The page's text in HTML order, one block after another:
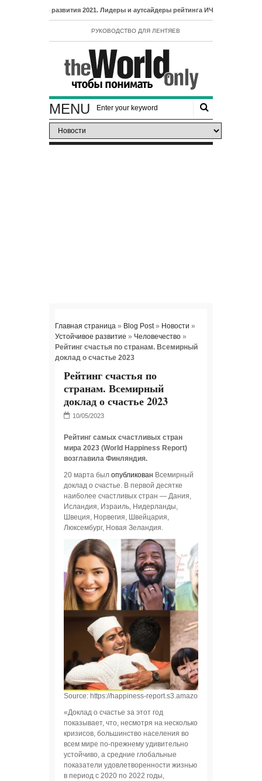
развития 2021. Лидеры и аутсайдеры рейтинга ИЧР
РУКОВОДСТВО ДЛЯ ЛЕНТЯЕВ
MENU
Главная страница » Blog Post» Новости »
Устойчивое развитие » Человечество »
Рейтинг счастья по странам. Всемирный
доклад о счастье 2023
Рейтинг счастья по
странам. Всемирный
доклад о счастье 2023
Рейтинг самых счастливых стран
мира 2023 (World Happiness Report)
возглавила Финляндия.
20 марта был опубликован Всемирный
доклад о счастье. В первой десятке
наиболее cчастливых стран — Дания,
Исландия, Израиль, Нидерланды,
Швеция, Норвегия, Швейцария,
Люксембург, Новая Зеландия.
Source: https://happiness-report.s3.amazonaws.com/2023/
«Доклад о счастье за этот год
показывает, что, несмотря на несколько
кризисов, большинство населения во
всем мире по-прежнему удивительно
устойчиво, а средние глобальные
показатели удовлетворенности жизнью
в период с 2020 по 2022 годы,